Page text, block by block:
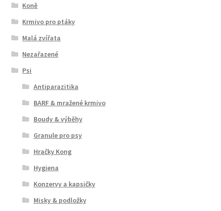
Koně
Krmivo pro ptáky
Malá zvířata
Nezařazené
Psi
Antiparazitika
BARF & mražené krmivo
Boudy & výběhy
Granule pro psy
Hračky Kong
Hygiena
Konzervy a kapsičky
Misky & podložky